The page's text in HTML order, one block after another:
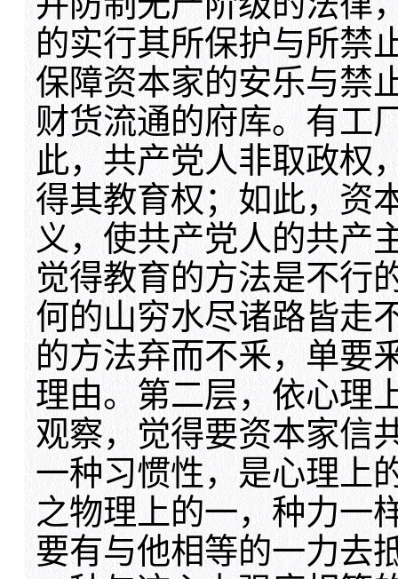
的实行其所保护与所禁
保障资本家的安乐与禁
财货流通的府库。有工
此，共产党人非取政权
得其教育权；如此，资
义，使共产党人的共产
觉得教育的方法是不行
何的山穷水尽诸路皆走
的方法弃而不釆，单要
理由。第二层，依心理
观察，觉得要资本家信
一种习惯性，是心理上
之物理上的一，种力一
要有与他相等的一力去